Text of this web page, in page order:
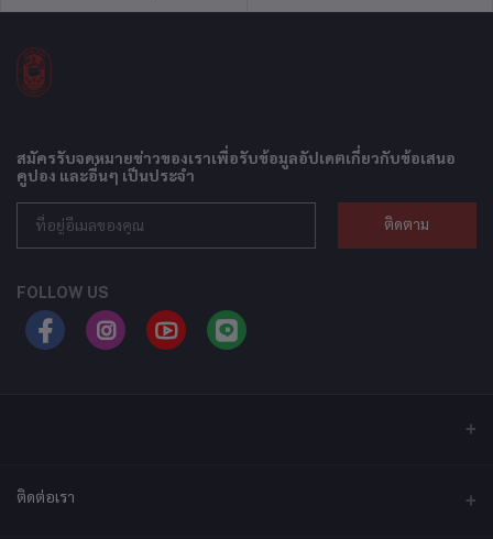
สมัครรับจดหมายข่าวของเราเพื่อรับข้อมูลอัปเดตเกี่ยวกับข้อเสนอ
คูปอง และอื่นๆ เป็นประจำ
ติดตาม
FOLLOW US
ติดต่อเรา